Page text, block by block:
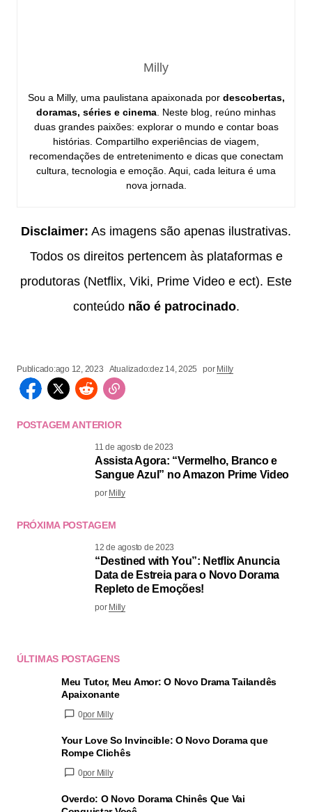
Milly
Sou a Milly, uma paulistana apaixonada por descobertas,
doramas, séries e cinema . Neste blog, reúno minhas
duas grandes paixões: explorar o mundo e contar boas
histórias. Compartilho experiências de viagem,
recomendações de entretenimento e dicas que conectam
cultura, tecnologia e emoção. Aqui, cada leitura é uma
nova jornada.
Disclaimer: As imagens são apenas ilustrativas.
Todos os direitos pertencem às plataformas e
produtoras (Netflix, Viki, Prime Video e ect). Este
conteúdo não é patrocinado.
Publicado:ago 12, 2023 Atualizado:dez 14, 2025 por Milly
POSTAGEM ANTERIOR
11 de agosto de 2023
Assista Agora: “Vermelho, Branco e
Sangue Azul” no Amazon Prime Video
por Milly
PRÓXIMA POSTAGEM
12 de agosto de 2023
“Destined with You”: Netflix Anuncia
Data de Estreia para o Novo Dorama
Repleto de Emoções!
por Milly
ÚLTIMAS POSTAGENS
Meu Tutor, Meu Amor: O Novo Drama Tailandês
Apaixonante
0por Milly
Your Love So Invincible: O Novo Dorama que
Rompe Clichês
0por Milly
Overdo: O Novo Dorama Chinês Que Vai